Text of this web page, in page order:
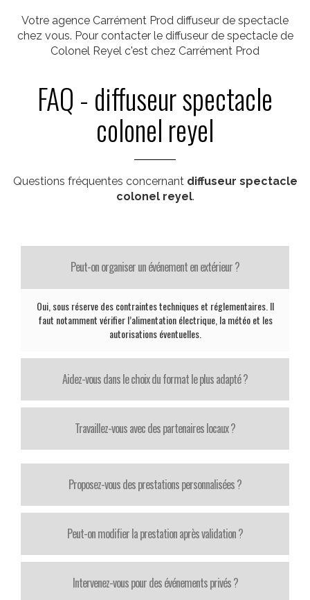
Votre agence Carrément Prod diffuseur de spectacle
chez vous. Pour contacter le diffuseur de spectacle de
Colonel Reyel c'est chez Carrément Prod
FAQ - diffuseur spectacle
colonel reyel
Questions fréquentes concernant diffuseur spectacle
colonel reyel.
Peut-on organiser un événement en extérieur ?
Oui, sous réserve des contraintes techniques et réglementaires. Il
faut notamment vérifier l’alimentation électrique, la météo et les
autorisations éventuelles.
Aidez-vous dans le choix du format le plus adapté ?
Travaillez-vous avec des partenaires locaux ?
Proposez-vous des prestations personnalisées ?
Peut-on modifier la prestation après validation ?
Intervenez-vous pour des événements privés ?